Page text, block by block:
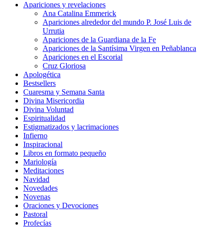
Apariciones y revelaciones
Ana Catalina Emmerick
Apariciones alrededor del mundo P. José Luis de
Urrutia
Apariciones de la Guardiana de la Fe
Apariciones de la Santísima Virgen en Peñablanca
Apariciones en el Escorial
Cruz Gloriosa
Apologética
Bestsellers
Cuaresma y Semana Santa
Divina Misericordia
Divina Voluntad
Espiritualidad
Estigmatizados y lacrimaciones
Infierno
Inspiracional
Libros en formato pequeño
Mariología
Meditaciones
Navidad
Novedades
Novenas
Oraciones y Devociones
Pastoral
Profecías